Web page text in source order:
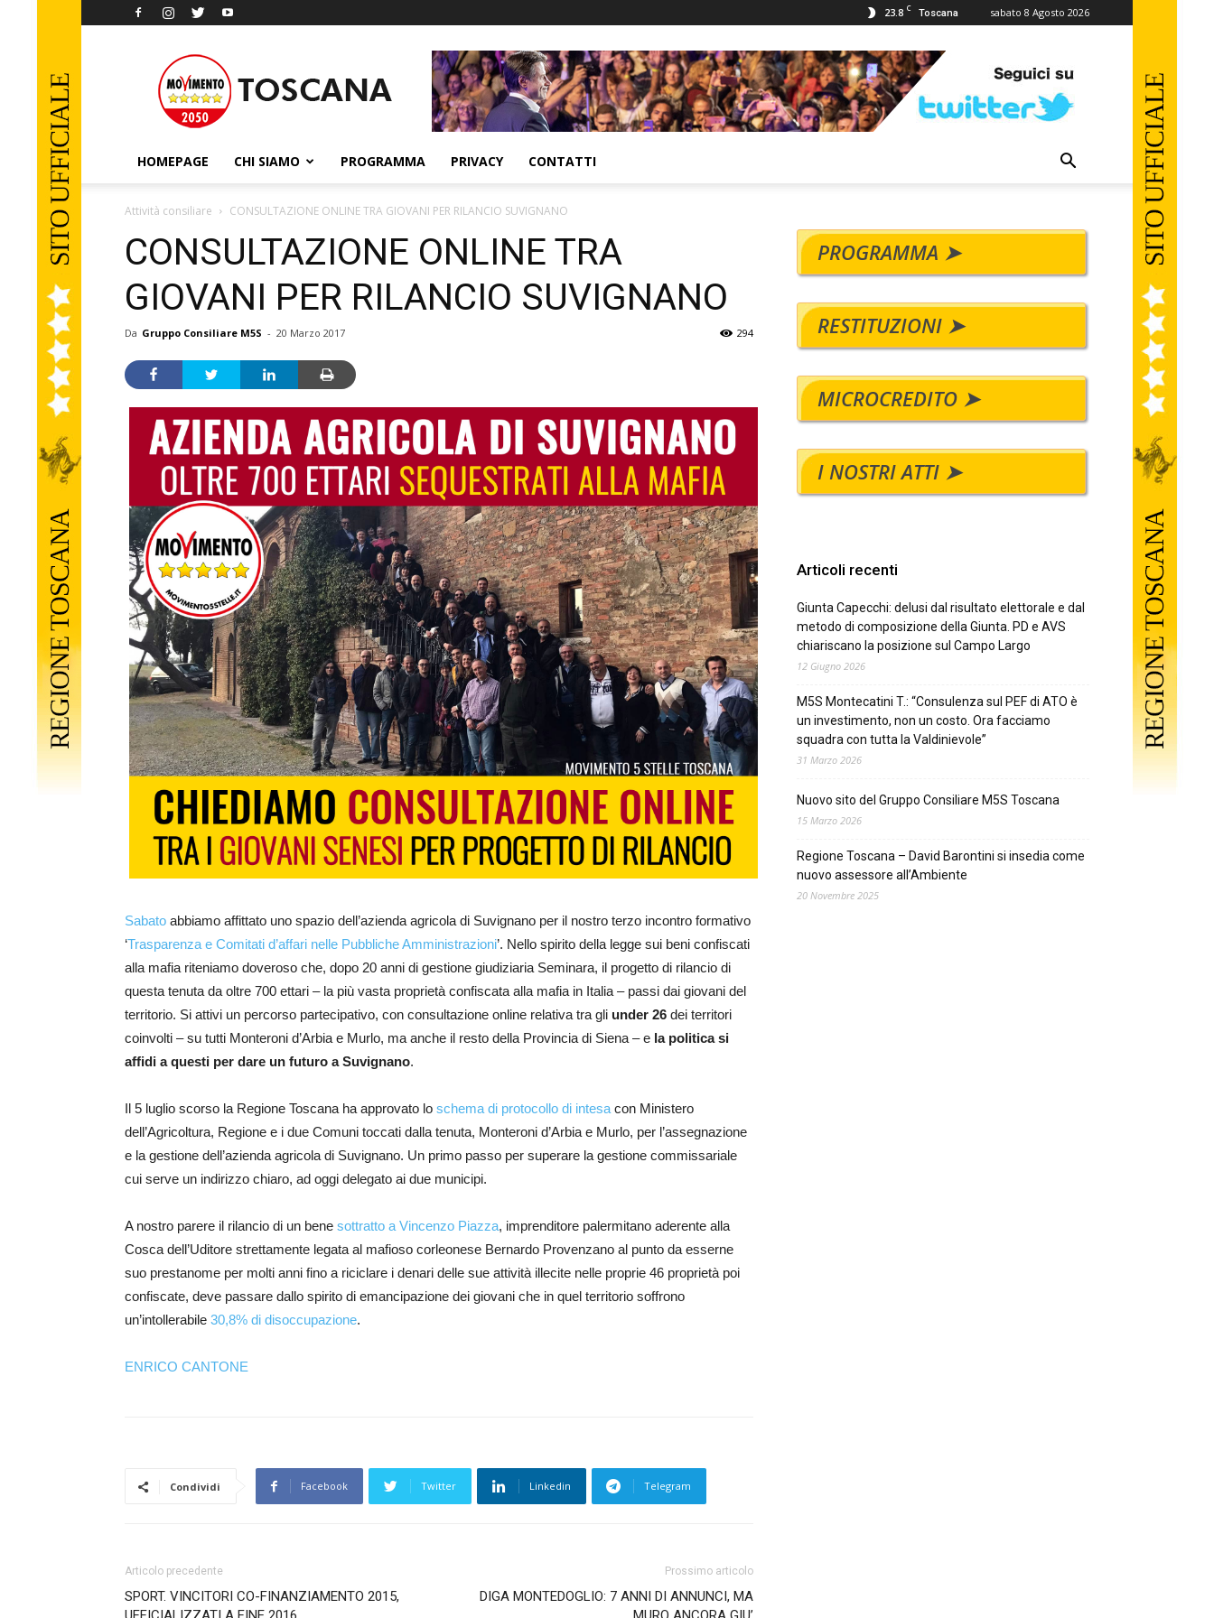
23.8 C Toscana sabato 8 Agosto 2026
Movimento
5
Stelle
Toscana
HOMEPAGE CHI SIAMO PROGRAMMA PRIVACY CONTATTI
Attività consiliare CONSULTAZIONE ONLINE TRA GIOVANI PER RILANCIO SUVIGNANO
CONSULTAZIONE ONLINE TRA
GIOVANI PER RILANCIO SUVIGNANO
Da Gruppo Consiliare M5S - 20 Marzo 2017 294
Sabato abbiamo affittato uno spazio dell’azienda agricola di Suvignano per il nostro terzo incontro formativo
‘Trasparenza e Comitati d’affari nelle Pubbliche Amministrazioni’. Nello spirito della legge sui beni confiscati
alla mafia riteniamo doveroso che, dopo 20 anni di gestione giudiziaria Seminara, il progetto di rilancio di
questa tenuta da oltre 700 ettari – la più vasta proprietà confiscata alla mafia in Italia – passi dai giovani del
territorio. Si attivi un percorso partecipativo, con consultazione online relativa tra gli under 26 dei territori
coinvolti – su tutti Monteroni d’Arbia e Murlo, ma anche il resto della Provincia di Siena – e la politica si
affidi a questi per dare un futuro a Suvignano.
Il 5 luglio scorso la Regione Toscana ha approvato lo schema di protocollo di intesa con Ministero
dell’Agricoltura, Regione e i due Comuni toccati dalla tenuta, Monteroni d’Arbia e Murlo, per l’assegnazione
e la gestione dell’azienda agricola di Suvignano. Un primo passo per superare la gestione commissariale
cui serve un indirizzo chiaro, ad oggi delegato ai due municipi.
A nostro parere il rilancio di un bene sottratto a Vincenzo Piazza, imprenditore palermitano aderente alla
Cosca dell’Uditore strettamente legata al mafioso corleonese Bernardo Provenzano al punto da esserne
suo prestanome per molti anni fino a riciclare i denari delle sue attività illecite nelle proprie 46 proprietà poi
confiscate, deve passare dallo spirito di emancipazione dei giovani che in quel territorio soffrono
un’intollerabile 30,8% di disoccupazione.
ENRICO CANTONE
Condividi Facebook Twitter Linkedin Telegram
Articolo precedente
SPORT. VINCITORI CO-FINANZIAMENTO 2015,
Prossimo articolo
DIGA MONTEDOGLIO: 7 ANNI DI ANNUNCI, MA
PROGRAMMA ➤
RESTITUZIONI ➤
MICROCREDITO ➤
I NOSTRI ATTI ➤
Articoli recenti
Giunta Capecchi: delusi dal risultato elettorale e dal
metodo di composizione della Giunta. PD e AVS
chiariscano la posizione sul Campo Largo
12 Giugno 2026
M5S Montecatini T.: “Consulenza sul PEF di ATO è
un investimento, non un costo. Ora facciamo
squadra con tutta la Valdinievole”
31 Marzo 2026
Nuovo sito del Gruppo Consiliare M5S Toscana
15 Marzo 2026
Regione Toscana – David Barontini si insedia come
nuovo assessore all’Ambiente
20 Novembre 2025